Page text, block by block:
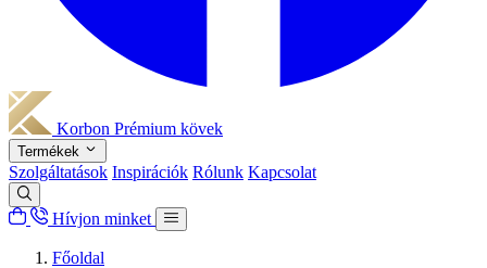
Korbon Prémium kövek
Termékek
Szolgáltatások Inspirációk Rólunk Kapcsolat
Hívjon minket
Főoldal